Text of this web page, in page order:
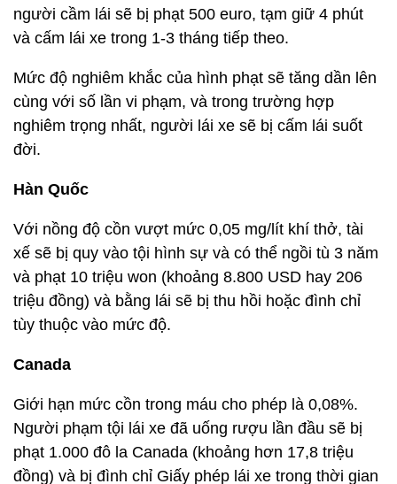
người cầm lái sẽ bị phạt 500 euro, tạm giữ 4 phút
và cấm lái xe trong 1-3 tháng tiếp theo.
Mức độ nghiêm khắc của hình phạt sẽ tăng dần lên
cùng với số lần vi phạm, và trong trường hợp
nghiêm trọng nhất, người lái xe sẽ bị cấm lái suốt
đời.
Hàn Quốc
Với nồng độ cồn vượt mức 0,05 mg/lít khí thở, tài
xế sẽ bị quy vào tội hình sự và có thể ngồi tù 3 năm
và phạt 10 triệu won (khoảng 8.800 USD hay 206
triệu đồng) và bằng lái sẽ bị thu hồi hoặc đình chỉ
tùy thuộc vào mức độ.
Canada
Giới hạn mức cồn trong máu cho phép là 0,08%.
Người phạm tội lái xe đã uống rượu lần đầu sẽ bị
phạt 1.000 đô la Canada (khoảng hơn 17,8 triệu
đồng) và bị đình chỉ Giấy phép lái xe trong thời gian